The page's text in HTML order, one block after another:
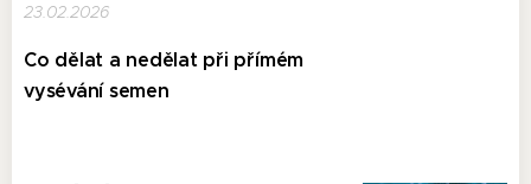
23.02.2026
Co dělat a nedělat při přímém
vysévání semen